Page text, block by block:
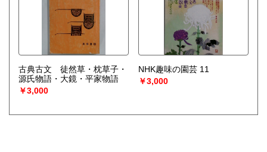
古典古文 徒然草・枕草子・
源氏物語・大鏡・平家物語
￥3,000
NHK趣味の園芸 11
￥3,000